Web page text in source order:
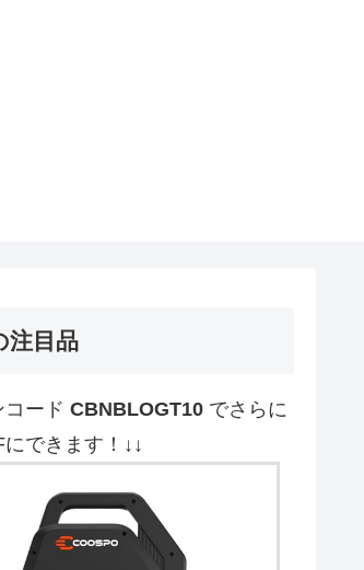
注目品
コード CBNBLOGT10 でさらに
できます！↓↓